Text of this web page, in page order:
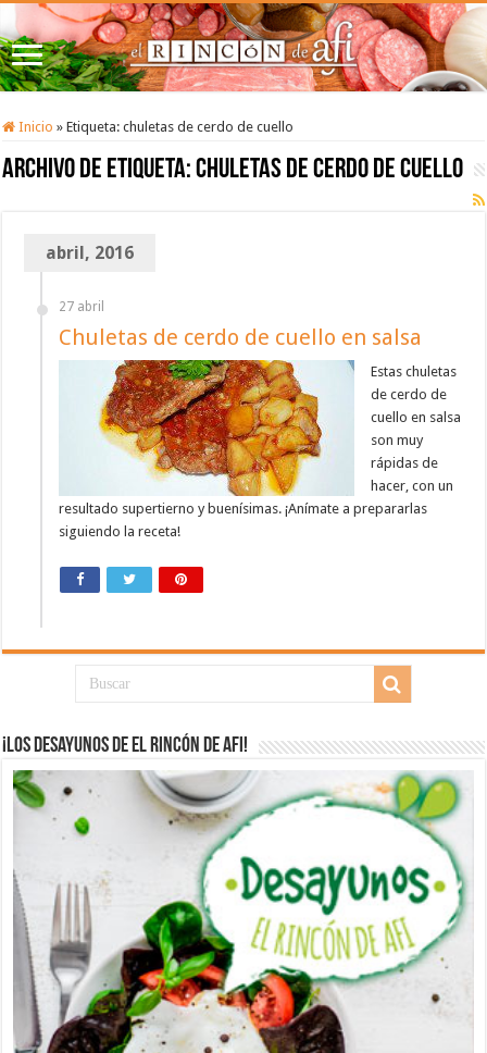
Inicio » Etiqueta:chuletas de cerdo de cuello
Archivo de etiqueta:chuletas de cerdo de cuello
abril, 2016
27 abril
Chuletas de cerdo de cuello en salsa
Estas chuletas
de cerdo de
cuello en salsa
son muy
rápidas de
hacer, con un
resultado supertierno y buenísimas. ¡Anímate a prepararlas
siguiendo la receta!
¡Los desayunos de El Rincón de Afi!